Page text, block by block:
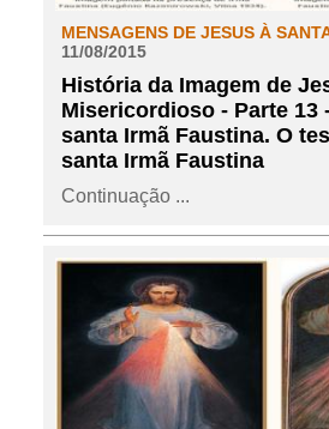
MENSAGENS DE JESUS À
11/08/2015
História da Imagem de
Misericordioso - Parte 13
santa Irmã Faustina. O
santa Irmã Faustina
Continuação ...